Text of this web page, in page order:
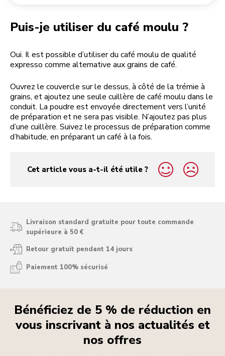
Puis-je utiliser du café moulu ?
Oui. Il est possible d’utiliser du café moulu de qualité
expresso comme alternative aux grains de café.
Ouvrez le couvercle sur le dessus, à côté de la trémie à
grains, et ajoutez une seule cuillère de café moulu dans le
conduit. La poudre est envoyée directement vers l’unité
de préparation et ne sera pas visible. N’ajoutez pas plus
d’une cuillère. Suivez le processus de préparation comme
d’habitude, en préparant un café à la fois.
Cet article vous a-t-il été utile ?
yes
no
Livraison standard gratuite pour toute commande
supérieure à 50 €
Retour gratuit pendant 14 jours
Paiement 100% sécurisé
Bénéficiez de 5 % de réduction en
vous inscrivant à nos actualités et
nos offres